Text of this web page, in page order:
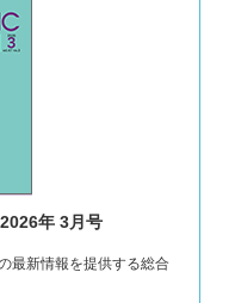
年 3月号
最新情報を提供する総合